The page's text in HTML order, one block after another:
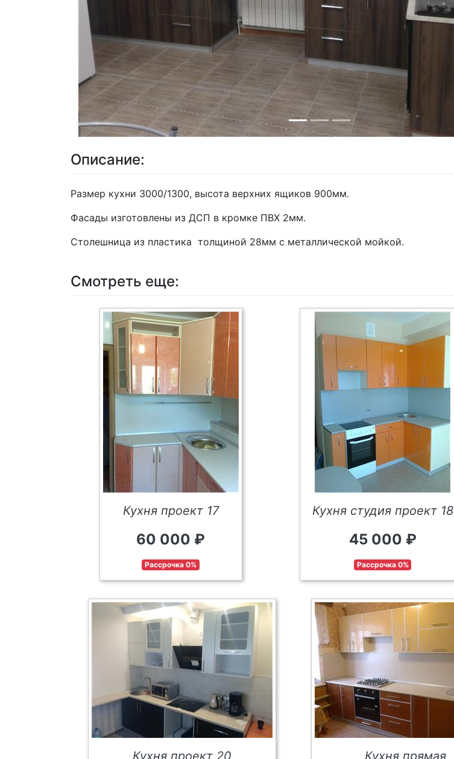
Описание:
Размер кухни 3000/1300, высота верхних ящиков 900мм.
Фасады изготовлены из ДСП в кромке ПВХ 2мм.
Столешница из пластика толщиной 28мм с металлической мойкой.
Смотреть еще:
Кухня проект 17
60 000 ₽
Рассрочка 0%
Кухня студия проект 18
45 000 ₽
Рассрочка 0%
Кухня проект 20 Кухня прямая